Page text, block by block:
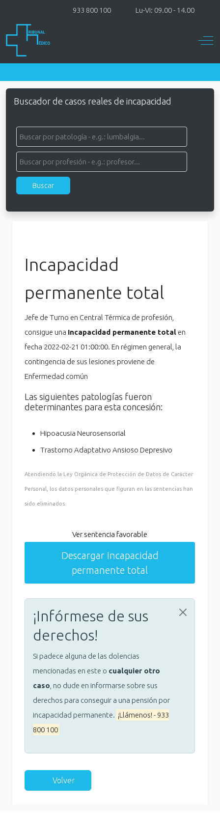
933 800 100 Lu-Vi: 09.00 - 14.00
Off-
Buscador de casos reales de incapacidad
Incapacidad
permanente total
Jefe de Turno en Central Térmica de profesión,
consigue una Incapacidad permanente total en
fecha 2022-02-21 01:00:00. En régimen general, la
contingencia de sus lesiones proviene de
Enfermedad común
Las siguientes patologías fueron
determinantes para esta concesión:
Hipoacusia Neurosensorial
Trastorno Adaptativo Ansioso Depresivo
Atendiendo la Ley Orgánica de Protección de Datos de Carácter
Personal, los datos personales que figuran en las sentencias han
sido eliminados.
Ver sentencia favorable
Descargar Incapacidad
permanente total
¡Infórmese de sus
derechos!
Si padece alguna de las dolencias
mencionadas en este o cualquier otro
caso , no dude en informarse sobre sus
derechos para conseguir a una pensión por
incapacidad permanente. ¡Llámenos! - 933
800 100
Volver